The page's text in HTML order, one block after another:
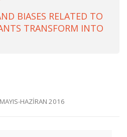
BIASES RELATED TO
TRANSFORM INTO
MAYIS-HAZİRAN 2016